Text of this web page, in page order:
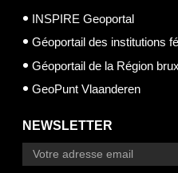
INSPIRE Geoportal
Géoportail des institutions
Géoportail de la Région
GeoPunt Vlaanderen
NEWSLETTER